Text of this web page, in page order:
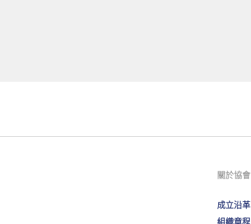
關於協會
成立沿革
組織章程